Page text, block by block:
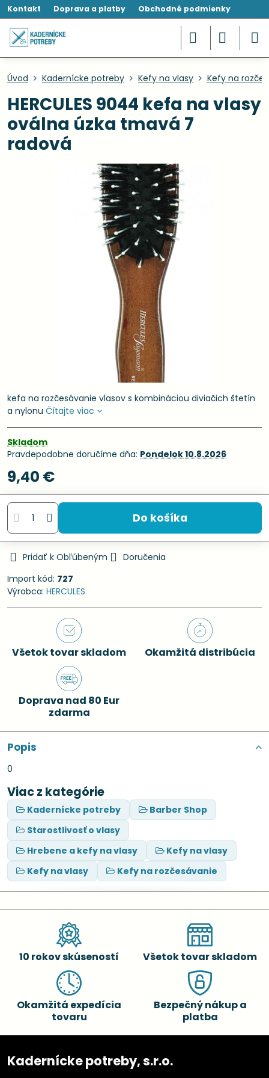
Kontakt Doprava a platby Obchodné podmienky
Úvod Kadernícke potreby Kefy na vlasy Kefy na
HERCULES 9044 kefa na vlasy
oválna úzka tmavá 7
radová
kefa na rozčesávanie vlasov s kombináciou diviačich štetín
a nylonu Čítajte viac
Skladom
Pravdepodobne doručíme dňa: Pondelok10.8.2026
9,40 €
Do košíka
Pridať k Obľúbeným
Doručenia
Import kód: 727
Výrobca: HERCULES
Všetok tovar skladom Okamžitá distribúcia
Doprava nad 80 Eur
zdarma
Popis
0
Viac z kategórie
Kadernícke potreby
Barber Shop
Starostlivosť o vlasy
Hrebene a kefy na vlasy
Kefy na vlasy
Kefy na vlasy
Kefy na rozčesávanie
10 rokov skúseností Všetok tovar skladom
Okamžitá expedícia
tovaru
Bezpečný nákup a
platba
Kadernícke potreby, s.r.o.